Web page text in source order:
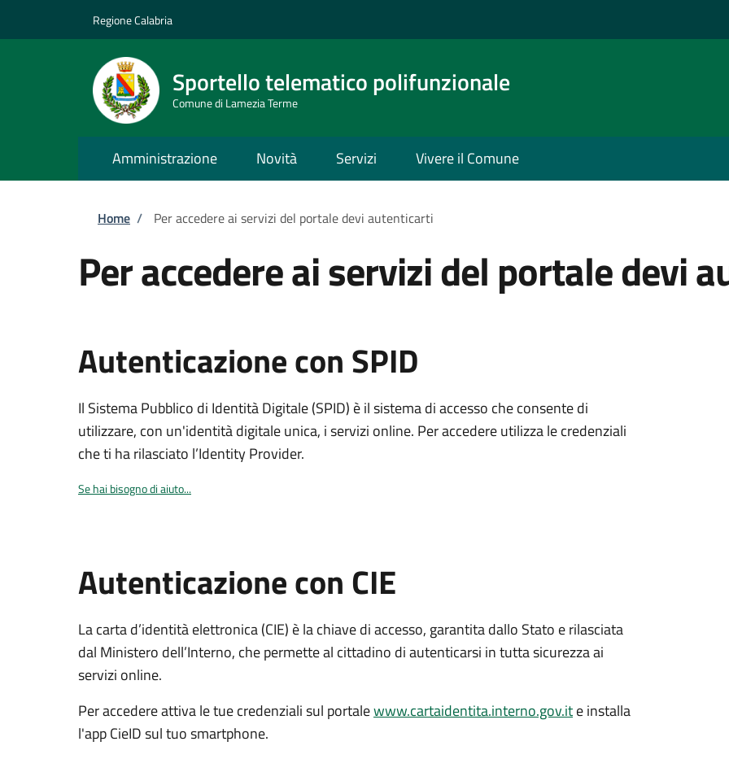
Regione Calabria
Sportello telematico polifunzionale
Comune di Lamezia Terme
Amministrazione Novità Servizi Vivere il Comune
Briciole di pane
Home / Per accedere ai servizi del portale devi autenticarti
Per accedere ai servizi del portale devi
Autenticazione con SPID
Il Sistema Pubblico di Identità Digitale (SPID) è il sistema di accesso che consente di
utilizzare, con un'identità digitale unica, i servizi online. Per accedere utilizza le credenziali
che ti ha rilasciato l’Identity Provider.
Se hai bisogno di aiuto...
Autenticazione con CIE
La carta d’identità elettronica (CIE) è la chiave di accesso, garantita dallo Stato e rilasciata
dal Ministero dell’Interno, che permette al cittadino di autenticarsi in tutta sicurezza ai
servizi online.
Per accedere attiva le tue credenziali sul portalewww.cartaidentita.interno.gov.ite installa
l'app CieID sul tuo smartphone.